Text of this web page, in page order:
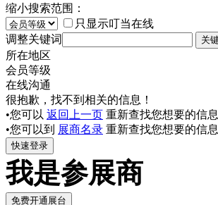
缩小搜索范围：
只显示叮当在线
调整关键词
所在地区
会员等级
在线沟通
很抱歉，找不到相关的信息！
•您可以 返回上一页 重新查找您想要的信息
•您可以到 展商名录 重新查找您想要的信息
我是参展商